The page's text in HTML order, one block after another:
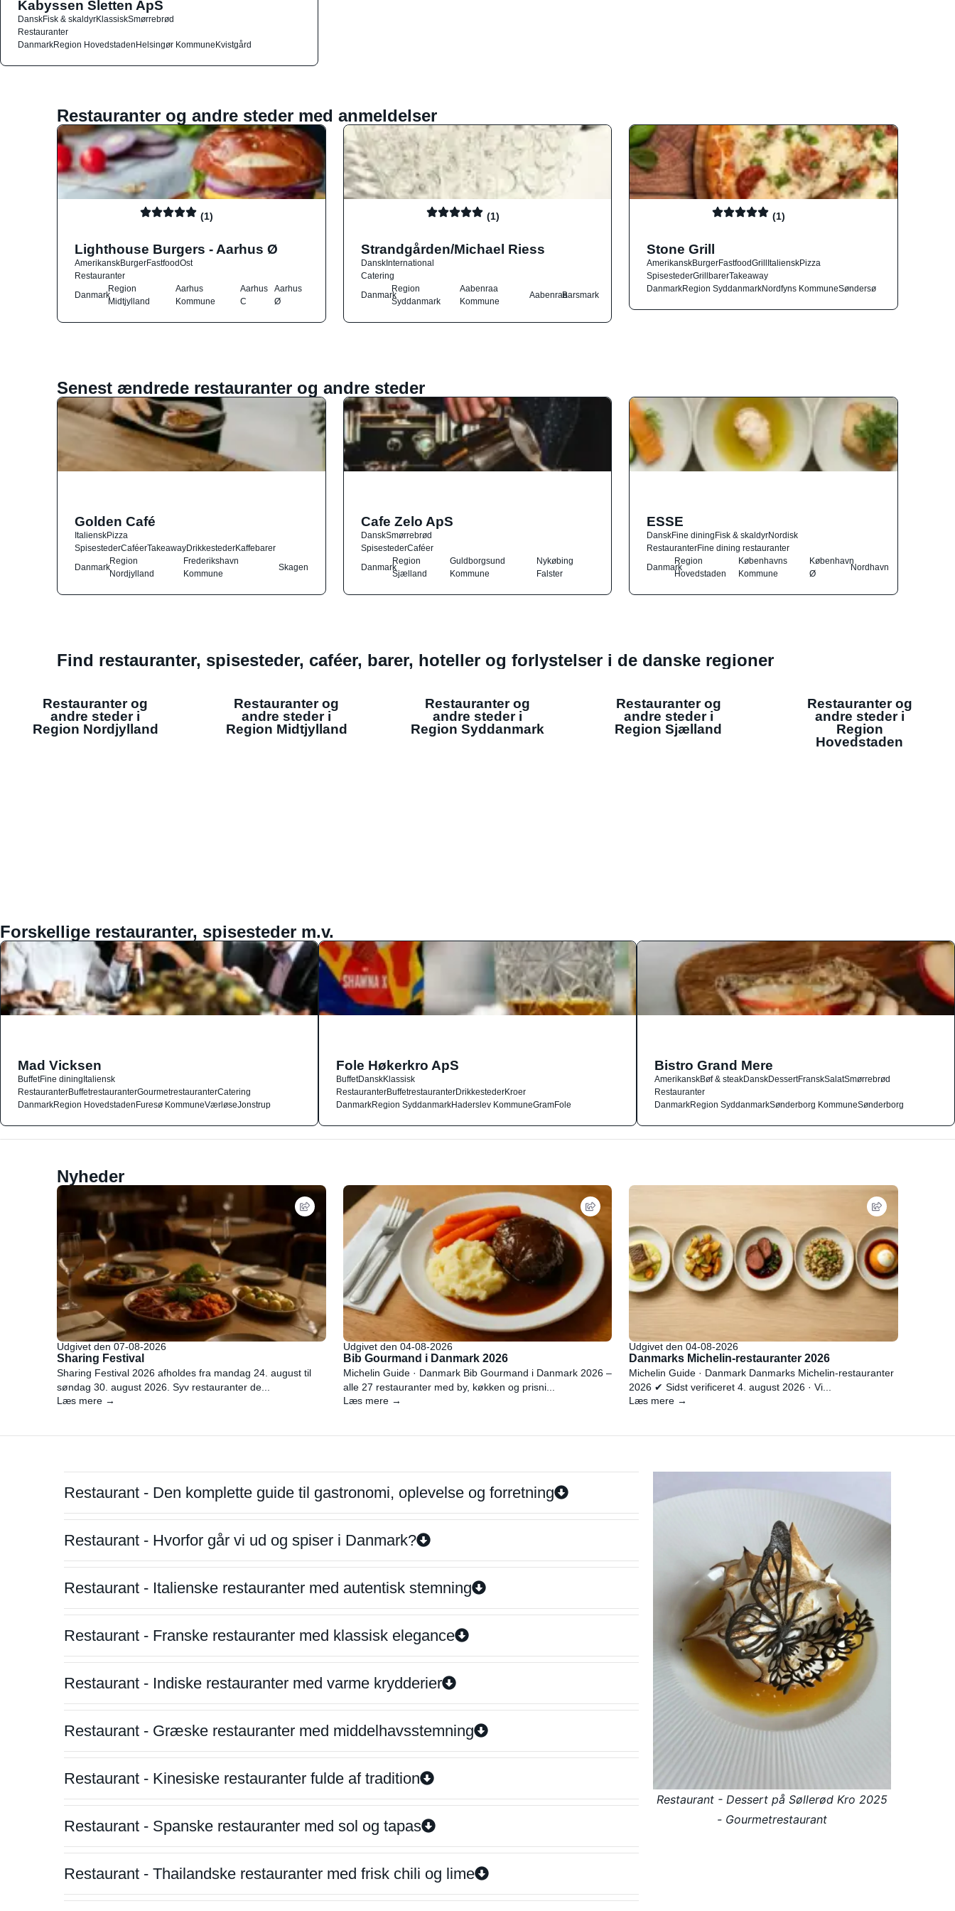
Kabyssen Sletten ApS
DanskFisk & skaldyrKlassiskSmørrebrød
Restauranter
DanmarkRegion HovedstadenHelsingør KommuneKvistgård
Restauranter og andre steder med anmeldelser
(1)
Lighthouse Burgers - Aarhus Ø
AmerikanskBurgerFastfoodOst
Restauranter
Danmark
Region
Midtjylland
Aarhus
Kommune
Aarhus
C
Aarhus
Ø
(1)
Strandgården/Michael Riess
DanskInternational
Catering
Danmark
Region
Syddanmark
Aabenraa
Kommune
AabenraaBarsmark
(1)
Stone Grill
AmerikanskBurgerFastfoodGrillItalienskPizza
SpisestederGrillbarerTakeaway
DanmarkRegion SyddanmarkNordfyns KommuneSøndersø
Senest ændrede restauranter og andre steder
Golden Café
ItalienskPizza
SpisestederCaféerTakeawayDrikkestederKaffebarer
Danmark
Region
Nordjylland
Frederikshavn
Kommune
Skagen
Cafe Zelo ApS
DanskSmørrebrød
SpisestederCaféer
Danmark
Region
Sjælland
Guldborgsund
Kommune
Nykøbing
Falster
ESSE
DanskFine diningFisk & skaldyrNordisk
RestauranterFine dining restauranter
Danmark
Region
Hovedstaden
Københavns
Kommune
København
Ø
Nordhavn
Find restauranter, spisesteder, caféer, barer, hoteller og forlystelser i de danske regioner
Restauranter og
andre steder i
Region Nordjylland
Restauranter og
andre steder i
Region Midtjylland
Restauranter og
andre steder i
Region Syddanmark
Restauranter og
andre steder i
Region Sjælland
Restauranter og
andre steder i
Region
Hovedstaden
Forskellige restauranter, spisesteder m.v.
Mad Vicksen
BuffetFine diningItaliensk
RestauranterBuffetrestauranterGourmetrestauranterCatering
DanmarkRegion HovedstadenFuresø KommuneVærløseJonstrup
Fole Høkerkro ApS
BuffetDanskKlassisk
RestauranterBuffetrestauranterDrikkestederKroer
DanmarkRegion SyddanmarkHaderslev KommuneGramFole
Bistro Grand Mere
AmerikanskBøf & steakDanskDessertFranskSalatSmørrebrød
Restauranter
DanmarkRegion SyddanmarkSønderborg KommuneSønderborg
Nyheder
Udgivet den 07-08-2026
Sharing Festival
Sharing Festival 2026 afholdes fra mandag 24. august til
søndag 30. august 2026. Syv restauranter de...
Læs mere →
Udgivet den 04-08-2026
Bib Gourmand i Danmark 2026
Michelin Guide · Danmark Bib Gourmand i Danmark 2026 –
alle 27 restauranter med by, køkken og prisni...
Læs mere →
Udgivet den 04-08-2026
Danmarks Michelin-restauranter 2026
Michelin Guide · Danmark Danmarks Michelin-restauranter
2026 ✔ Sidst verificeret 4. august 2026 · Vi...
Læs mere →
Restaurant - Den komplette guide til gastronomi, oplevelse og forretning
Restaurant - Hvorfor går vi ud og spiser i Danmark?
Restaurant - Italienske restauranter med autentisk stemning
Restaurant - Franske restauranter med klassisk elegance
Restaurant - Indiske restauranter med varme krydderier
Restaurant - Græske restauranter med middelhavsstemning
Restaurant - Kinesiske restauranter fulde af tradition
Restaurant - Spanske restauranter med sol og tapas
Restaurant - Thailandske restauranter med frisk chili og lime
Restaurant - Dessert på Søllerød Kro 2025
- Gourmetrestaurant